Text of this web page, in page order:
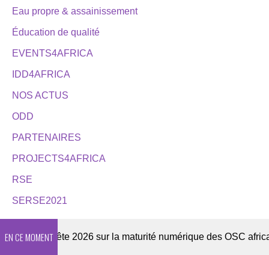
Eau propre & assainissement
Éducation de qualité
EVENTS4AFRICA
IDD4AFRICA
NOS ACTUS
ODD
PARTENAIRES
PROJECTS4AFRICA
RSE
SERSE2021
EN CE MOMENT
Enquête 2026 sur la maturité numérique des OSC